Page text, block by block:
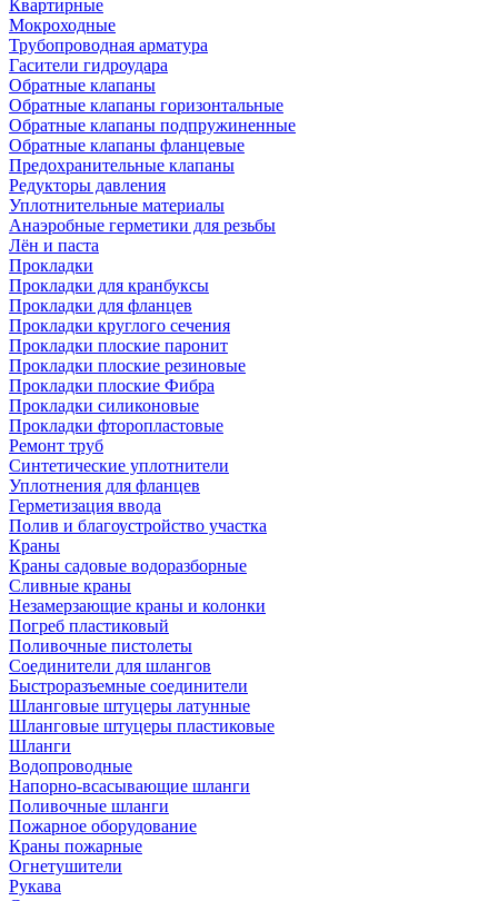
Квартирные
Мокроходные
Трубопроводная арматура
Гасители гидроудара
Обратные клапаны
Обратные клапаны горизонтальные
Обратные клапаны подпружиненные
Обратные клапаны фланцевые
Предохранительные клапаны
Редукторы давления
Уплотнительные материалы
Анаэробные герметики для резьбы
Лён и паста
Прокладки
Прокладки для кранбуксы
Прокладки для фланцев
Прокладки круглого сечения
Прокладки плоские паронит
Прокладки плоские резиновые
Прокладки плоские Фибра
Прокладки силиконовые
Прокладки фторопластовые
Ремонт труб
Синтетические уплотнители
Уплотнения для фланцев
Герметизация ввода
Полив и благоустройство участка
Краны
Краны садовые водоразборные
Сливные краны
Незамерзающие краны и колонки
Погреб пластиковый
Поливочные пистолеты
Соединители для шлангов
Быстроразъемные соединители
Шланговые штуцеры латунные
Шланговые штуцеры пластиковые
Шланги
Водопроводные
Напорно-всасывающие шланги
Поливочные шланги
Пожарное оборудование
Краны пожарные
Огнетушители
Рукава